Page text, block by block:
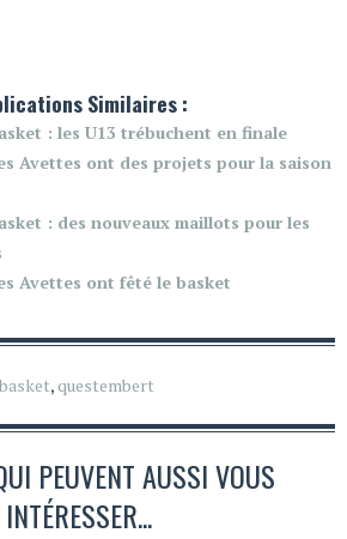
Similaires :
: les U13 trébuchent en finale
Avettes ont des projets pour la saison
: des nouveaux maillots pour les
Avettes ont fêté le basket
basket,questembert
PEUVENT AUSSI VOUS
INTÉRESSER...